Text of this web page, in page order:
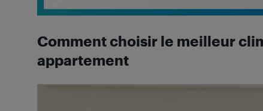
Comment choisir le meilleur
appartement